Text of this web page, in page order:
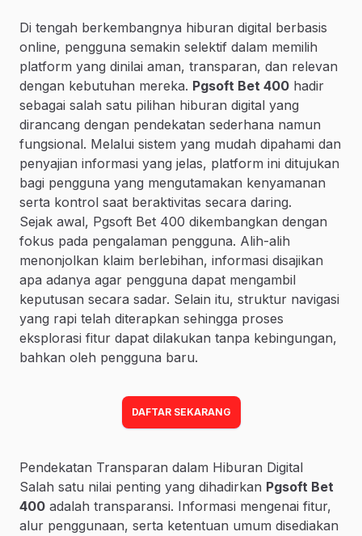
Di tengah berkembangnya hiburan digital berbasis
online, pengguna semakin selektif dalam memilih
platform yang dinilai aman, transparan, dan relevan
dengan kebutuhan mereka. Pgsoft Bet 400 hadir
sebagai salah satu pilihan hiburan digital yang
dirancang dengan pendekatan sederhana namun
fungsional. Melalui sistem yang mudah dipahami dan
penyajian informasi yang jelas, platform ini ditujukan
bagi pengguna yang mengutamakan kenyamanan
serta kontrol saat beraktivitas secara daring.
Sejak awal, Pgsoft Bet 400 dikembangkan dengan
fokus pada pengalaman pengguna. Alih-alih
menonjolkan klaim berlebihan, informasi disajikan
apa adanya agar pengguna dapat mengambil
keputusan secara sadar. Selain itu, struktur navigasi
yang rapi telah diterapkan sehingga proses
eksplorasi fitur dapat dilakukan tanpa kebingungan,
bahkan oleh pengguna baru.
DAFTAR SEKARANG
Pendekatan Transparan dalam Hiburan Digital
Salah satu nilai penting yang dihadirkan Pgsoft Bet
400 adalah transparansi. Informasi mengenai fitur,
alur penggunaan, serta ketentuan umum disediakan